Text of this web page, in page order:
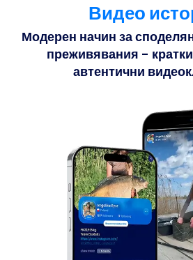
Видео
Модерен начин за
преживявания -
автентични